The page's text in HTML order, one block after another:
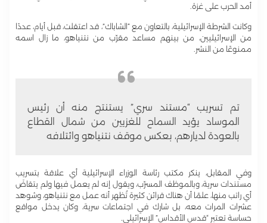
أمد الحرب على غزة.
وكانت الشرطة الإسرائيلية، بالتعاون مع “الشاباك”، قد اعتقلت، قبل أيام، عددًا
من الإسرائيليين، من بينهم مساعد مقرّب من نتنياهو، ما زال اسمه
ممنوعًا من النشر.
تم تسريب “مستند سري” يستنتج منه أن رئيس
الموساد يؤيد السماح للغزيين من شمال القطاع
بالعودة لديارهم، بعكس موقف نتنياهو وائتلافه
وفي المقابل، ينكر مكتب رئاسة الوزراء الإسرائيلية أي علاقة بتسريب
مستندات سرية، وبالموظف المسرّب، ويقول إنه لم يعمل فيها ولم يتقاضَ
أي راتب منها، علمًا أن هناك قرائن كثيرة تُظهر أنه عمل مع نتنياهو، وشوهد
عشرات المرات معه، بل شارك في اجتماعات سرية، وكان يدخل مواقع
حساسة تعتبر “قدس الأقداس” الإسرائيلي.